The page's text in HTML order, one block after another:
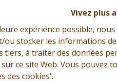
Vivez plus
expérience possible,
ou stocker les informations
tiers, à traiter des données
ce site Web. Vous pouvez
des cookies'.